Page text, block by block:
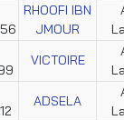
RHOOFI IBN
JMOUR
VICTOIRE
ADSELA